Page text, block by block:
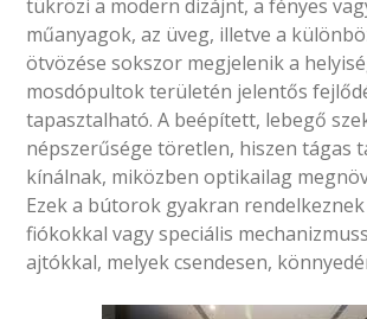
tükrözi a modern dizájnt, a fényes
műanyagok, az üveg, illetve a
ötvözése sokszor megjelenik a
mosdópultok területén jelentős
tapasztalható. A beépített, lebegő
népszerűsége töretlen, hiszen tágas
kínálnak, miközben optikailag
Ezek a bútorok gyakran
fiókokkal vagy speciális
ajtókkal, melyek csendesen,